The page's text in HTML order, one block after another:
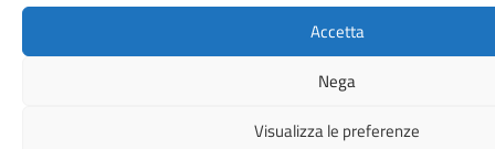
Accetta
Nega
Visualizza le preferenze